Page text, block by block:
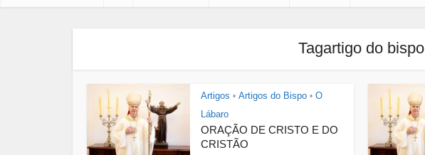
Tagartigo do bispo
Artigos • Artigos do Bispo • O
Lábaro
ORAÇÃO DE CRISTO E DO
CRISTÃO